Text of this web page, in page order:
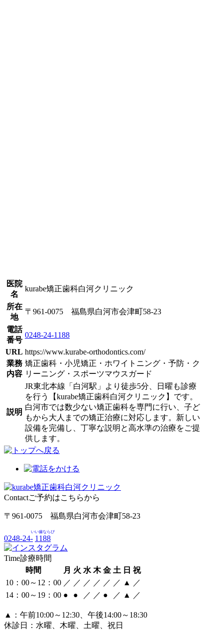
医院
名
kurabe矯正歯科白河クリニック
所在
地
〒961-0075 福島県白河市会津町58-23
電話
番号
0248-24-1188
URL https://www.kurabe-orthodontics.com/
業務
内容
矯正歯科・小児矯正・ホワイトニング・予防・ク
リーニング・スポーツマウスガード
説明
JR東北本線「白河駅」より徒歩5分、日曜も診療
を行う【kurabe矯正歯科白河クリニック】です。
白河市では数少ない矯正歯科を専門に行い、子ど
もから大人までの矯正治療に対応します。新しい
設備を完備し、丁寧な説明と高水準の治療をご提
供します。
Contactご予約はこちらから
〒961-0075 福島県白河市会津町58-23
0248-24- 1188
いい歯ならび
Time診療時間
時間
月 火 水 木 金 土 日 祝
10：00～12：00 ／ ／ ／ ／ ／ ／ ▲
／
14：00～19：00 ● ● ／ ／ ● ／ ▲ ／
▲：午前10:00～12:30、午後14:00～18:30
休診日：水曜、木曜、土曜、祝日